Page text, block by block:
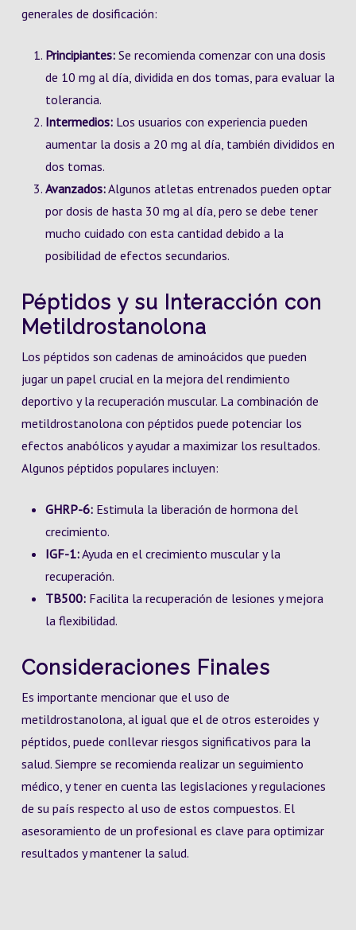
generales de dosificación:
Principiantes:Se recomienda comenzar con una dosis
de 10 mg al día, dividida en dos tomas, para evaluar la
tolerancia.
Intermedios:Los usuarios con experiencia pueden
aumentar la dosis a 20 mg al día, también divididos en
dos tomas.
Avanzados:Algunos atletas entrenados pueden optar
por dosis de hasta 30 mg al día, pero se debe tener
mucho cuidado con esta cantidad debido a la
posibilidad de efectos secundarios.
Péptidos y su Interacción con
Metildrostanolona
Los péptidos son cadenas de aminoácidos que pueden
jugar un papel crucial en la mejora del rendimiento
deportivo y la recuperación muscular. La combinación de
metildrostanolona con péptidos puede potenciar los
efectos anabólicos y ayudar a maximizar los resultados.
Algunos péptidos populares incluyen:
GHRP-6:Estimula la liberación de hormona del
crecimiento.
IGF-1:Ayuda en el crecimiento muscular y la
recuperación.
TB500:Facilita la recuperación de lesiones y mejora
la flexibilidad.
Consideraciones Finales
Es importante mencionar que el uso de
metildrostanolona, al igual que el de otros esteroides y
péptidos, puede conllevar riesgos significativos para la
salud. Siempre se recomienda realizar un seguimiento
médico, y tener en cuenta las legislaciones y regulaciones
de su país respecto al uso de estos compuestos. El
asesoramiento de un profesional es clave para optimizar
resultados y mantener la salud.